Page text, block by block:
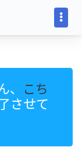
、
こち
させて